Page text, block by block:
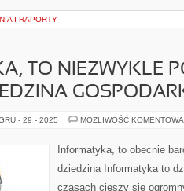
I RAPORTY
TO NIEZWYKLE
- 29 - 2025 MOŻLIWOŚĆ
Informatyka, to obecnie
dziedzina Informatyka to
czasach cieszy się